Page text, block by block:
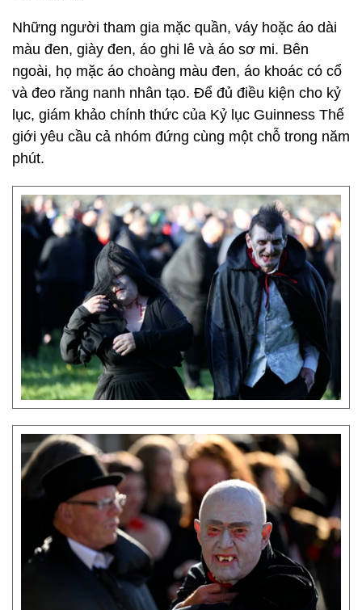
Những người tham gia mặc quần, váy hoặc áo dài
màu đen, giày đen, áo ghi lê và áo sơ mi. Bên
ngoài, họ mặc áo choàng màu đen, áo khoác có cổ
và đeo răng nanh nhân tạo. Để đủ điều kiện cho kỷ
lục, giám khảo chính thức của Kỷ lục Guinness Thế
giới yêu cầu cả nhóm đứng cùng một chỗ trong năm
phút.